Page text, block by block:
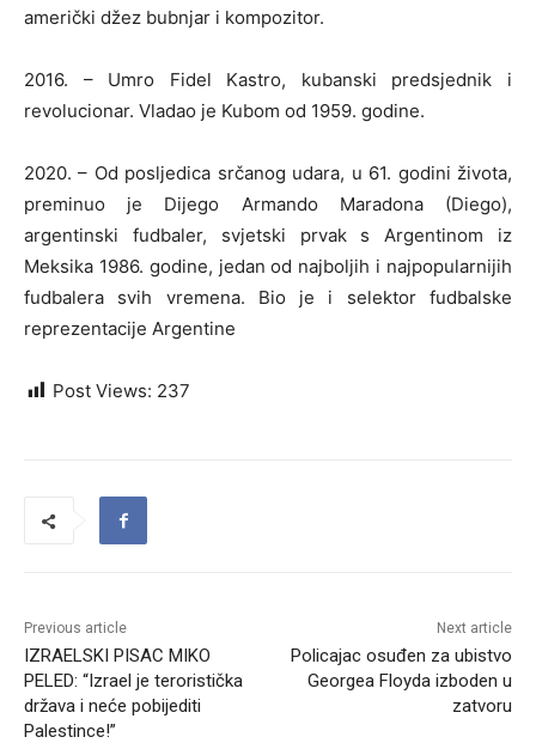
američki džez bubnjar i kompozitor.
2016. – Umro Fidel Kastro, kubanski predsjednik i
revolucionar. Vladao je Kubom od 1959. godine.
2020. – Od posljedica srčanog udara, u 61. godini života,
preminuo je Dijego Armando Maradona (Diego),
argentinski fudbaler, svjetski prvak s Argentinom iz
Meksika 1986. godine, jedan od najboljih i najpopularnijih
fudbalera svih vremena. Bio je i selektor fudbalske
reprezentacije Argentine
Post Views: 237
Previous article
IZRAELSKI PISAC MIKO
PELED: “Izrael je teroristička
država i neće pobijediti
Palestince!”
Next article
Policajac osuđen za ubistvo
Georgea Floyda izboden u
zatvoru